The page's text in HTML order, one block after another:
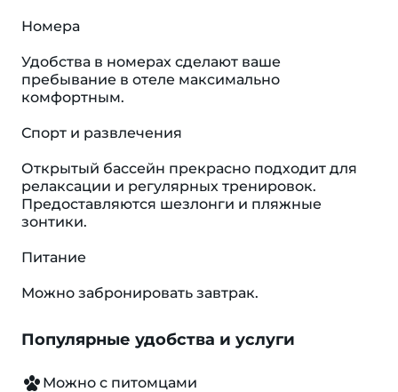
Номера
Удобства в номерах сделают ваше
пребывание в отеле максимально
комфортным.
Спорт и развлечения
Открытый бассейн прекрасно подходит для
релаксации и регулярных тренировок.
Предоставляются шезлонги и пляжные
зонтики.
Питание
Можно забронировать завтрак.
Популярные удобства и услуги
Можно с питомцами